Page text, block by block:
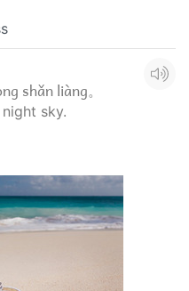
shǎn liàng。
sky.